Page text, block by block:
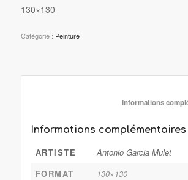
130×130
Catégorie : Peinture
Informations complémentaires
ARTISTE
Antonio Garcia Mulet
FORMAT
130×130